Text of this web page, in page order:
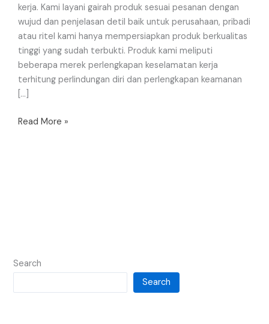
kerja. Kami layani gairah produk sesuai pesanan dengan
wujud dan penjelasan detil baik untuk perusahaan, pribadi
atau ritel kami hanya mempersiapkan produk berkualitas
tinggi yang sudah terbukti. Produk kami meliputi
beberapa merek perlengkapan keselamatan kerja
terhitung perlindungan diri dan perlengkapan keamanan
[…]
Read More »
Search
Search